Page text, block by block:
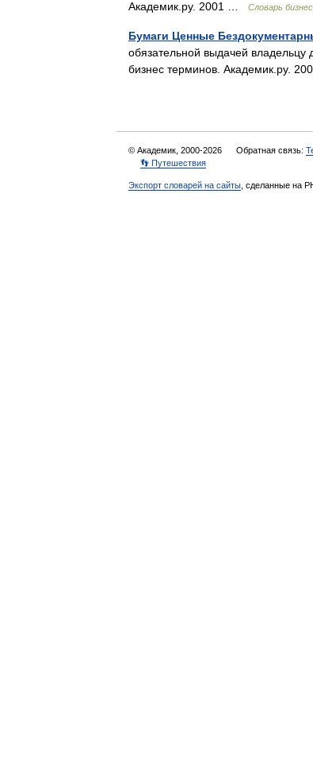
Академик.ру. 2001 …
Словарь
Бумаги Ценные
обязательной выдачей
бизнес терминов. Академик.ру.
© Академик, 2000-2026 Обратная связь:
👣 Путешествия
Экспорт словарей на сайты , сделанные на